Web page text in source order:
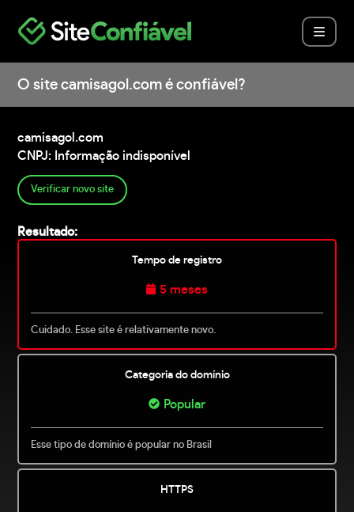
O site camisagol.com é confiável?
camisagol.com
CNPJ: Informação indisponível
Verificar novo site
Resultado:
Tempo de registro
5 meses
Cuidado. Esse site é relativamente novo.
Categoria do domínio
Popular
Esse tipo de domínio é popular no Brasil
HTTPS